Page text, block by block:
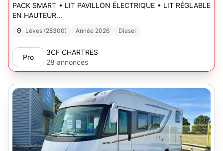
PACK SMART • LIT PAVILLON ÉLECTRIQUE • LIT RÉGLABLE
EN HAUTEUR...
Lèves (28300) Année 2026 Diesel
Pro
3CF CHARTRES
28 annonces